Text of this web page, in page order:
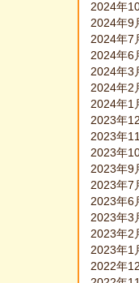
2024年
2024年9
2024年7
2024年6
2024年3
2024年2
2024年1
2023年
2023年
2023年
2023年9
2023年7
2023年6
2023年3
2023年2
2023年1
2022年